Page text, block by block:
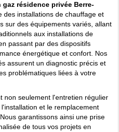
résidence privée Berre-
des installations de chauffage et
sur des équipements variés, allant
aux installations de
passant par des dispositifs
énergétique et confort. Nos
assurent un diagnostic précis et
problématiques liées à votre
non seulement l'entretien régulier
et le remplacement
garantissons ainsi une prise
de tous vos projets en